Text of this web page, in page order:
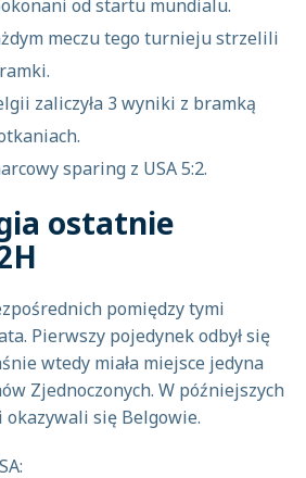
od startu mundialu.
meczu tego turnieju strzelili
zaliczyła 3 wyniki z bramką
sparing z USA 5:2.
ostatnie
pomiędzy tymi
Pierwszy pojedynek odbył się
wtedy miała miejsce jedyna
Zjednoczonych. W późniejszych
się Belgowie.